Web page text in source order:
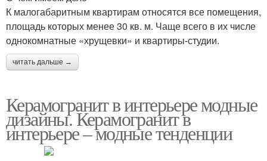
К малогабаритным квартирам относятся все помещения,
площадь которых менее 30 кв. м. Чаще всего в их числе
однокомнатные «хрущевки» и квартиры-студии.
читать дальше →
Керамогранит в интерьере модные
дизайны. Керамогранит в
интерьере – модные тенденции